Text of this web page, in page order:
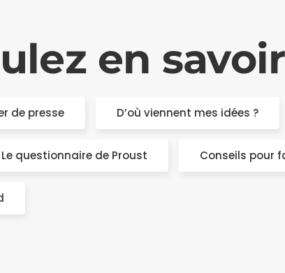
en
de presse D’où viennent mes idées ?
Le questionnaire de Proust Conseils pour